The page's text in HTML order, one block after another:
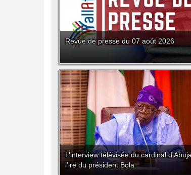
Revue de presse du 07 août 2026
L’interview télévisée du cardinal
l'ire du président Bola